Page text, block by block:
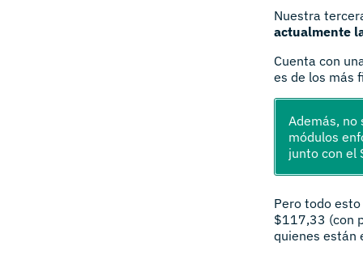
Nuestra
actualmente
Cuenta con
es de los más
Además, no
módulos
junto con el
Pero todo
$117,33 (con
quienes están